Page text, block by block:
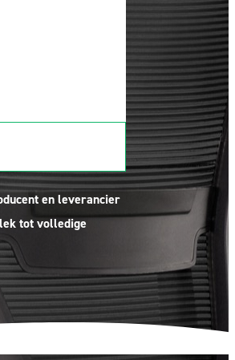
en leverancier
tot volledige